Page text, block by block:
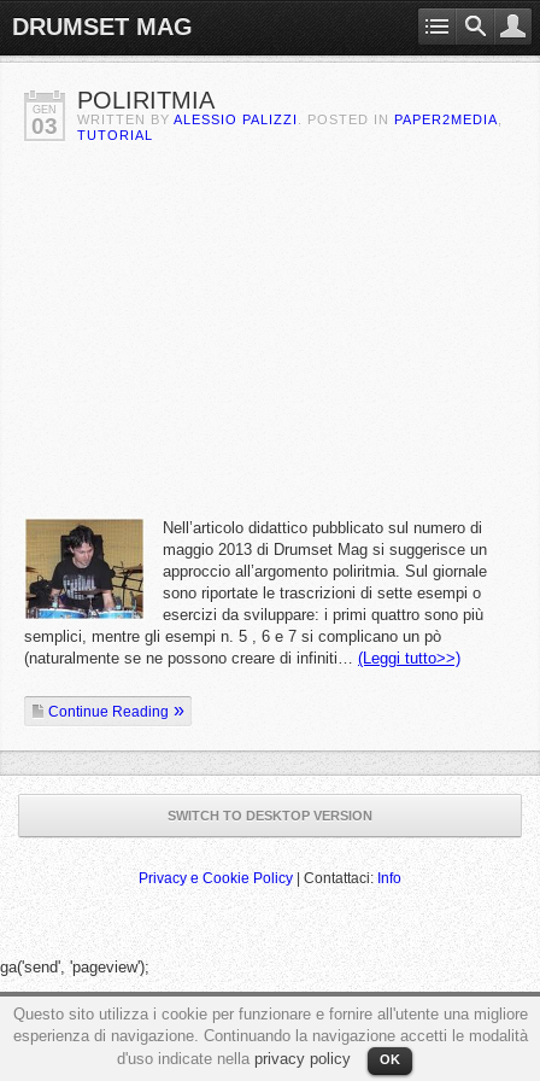
DRUMSET MAG
GEN
03
POLIRITMIA
WRITTEN BY ALESSIO PALIZZI . POSTED IN PAPER2MEDIA
TUTORIAL
Nell’articolo didattico pubblicato sul numero di
maggio 2013 di Drumset Mag si suggerisce un
approccio all’argomento poliritmia. Sul giornale
sono riportate le trascrizioni di sette esempi o
esercizi da sviluppare: i primi quattro sono più
semplici, mentre gli esempi n. 5 , 6 e 7 si complicano un pò
(naturalmente se ne possono creare di infiniti… (Leggi tutto>>)
Continue Reading
SWITCH TO DESKTOP VERSION
Privacy e Cookie Policy| Contattaci:Info
Questo sito utilizza i cookie per funzionare e fornire all'utente una migliore
esperienza di navigazione. Continuando la navigazione accetti le modalità
d'uso indicate nella privacy policy OK
ga('send', 'pageview');